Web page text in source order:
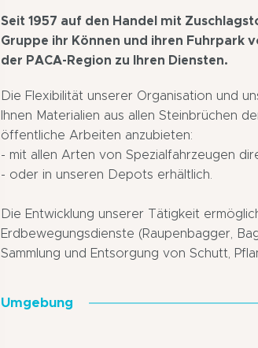
Seit 1957 auf den Handel mit
Gruppe ihr Können und ihren Fuhrpark
der PACA-Region zu Ihren Diensten.
Die Flexibilität unserer Organisation und
Ihnen Materialien aus allen Steinbrüchen
öffentliche Arbeiten anzubieten:
- mit allen Arten von Spezialfahrzeugen
- oder in unseren Depots erhältlich.
Die Entwicklung unserer Tätigkeit
Erdbewegungsdienste (Raupenbagger,
Sammlung und Entsorgung von Schutt,
Umgebung